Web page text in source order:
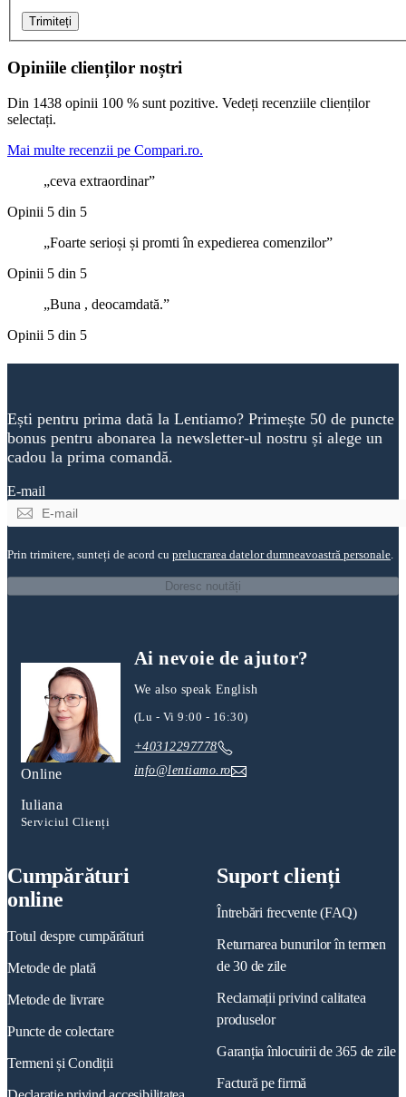
Trimiteți
Opiniile clienților noștri
Din 1438 opinii 100 % sunt pozitive. Vedeți recenziile clienților
selectați.
Mai multe recenzii pe Compari.ro.
ceva extraordinar
Opinii 5 din 5
Foarte serioși și promti în expedierea comenzilor
Opinii 5 din 5
Buna , deocamdată.
Opinii 5 din 5
Ești pentru prima dată la Lentiamo? Primește 50 de puncte
bonus pentru abonarea la newsletter-ul nostru și alege un
cadou la prima comandă.
E-mail
Doresc noutăți
Prin trimitere, sunteți de acord cu prelucrarea datelor dumneavoastră personale.
Online
Iuliana
Serviciul Clienți
Ai nevoie de ajutor?
We also speak English
(Lu - Vi 9:00 - 16:30)
+40312297778
info@lentiamo.ro
Cumpărături
online
Totul despre cumpărături
Metode de plată
Metode de livrare
Puncte de colectare
Termeni și Condiții
Suport clienți
Întrebări frecvente (FAQ)
Returnarea bunurilor în termen
de 30 de zile
Reclamații privind calitatea
produselor
Garanția înlocuirii de 365 de zile
Factură pe firmă